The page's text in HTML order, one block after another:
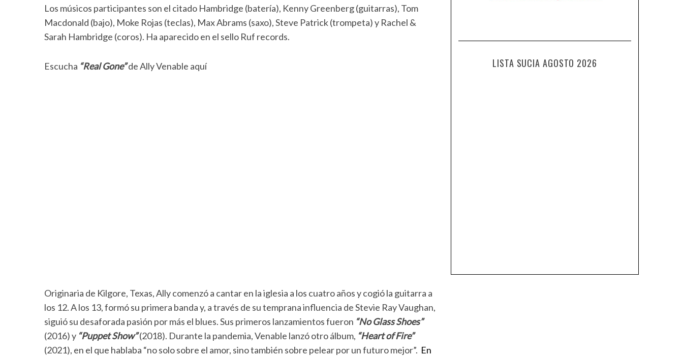
Los músicos participantes son el citado Hambridge (batería), Kenny Greenberg (guitarras), Tom
Macdonald (bajo), Moke Rojas (teclas), Max Abrams (saxo), Steve Patrick (trompeta) y Rachel &
Sarah Hambridge (coros). Ha aparecido en el sello Ruf records.
Escucha “Real Gone”de Ally Venable aquí
Originaria de Kilgore, Texas, Ally comenzó a cantar en la iglesia a los cuatro años y cogió la guitarra a
los 12. A los 13, formó su primera banda y, a través de su temprana influencia de Stevie Ray Vaughan,
siguió su desaforada pasión por más el blues. Sus primeros lanzamientos fueron “No Glass Shoes”
(2016) y “Puppet Show”(2018). Durante la pandemia, Venable lanzó otro álbum, “Heart of Fire”
(2021), en el que hablaba “no solo sobre el amor, sino también sobre pelear por un futuro mejor”. En
LISTA SUCIA AGOSTO 2026